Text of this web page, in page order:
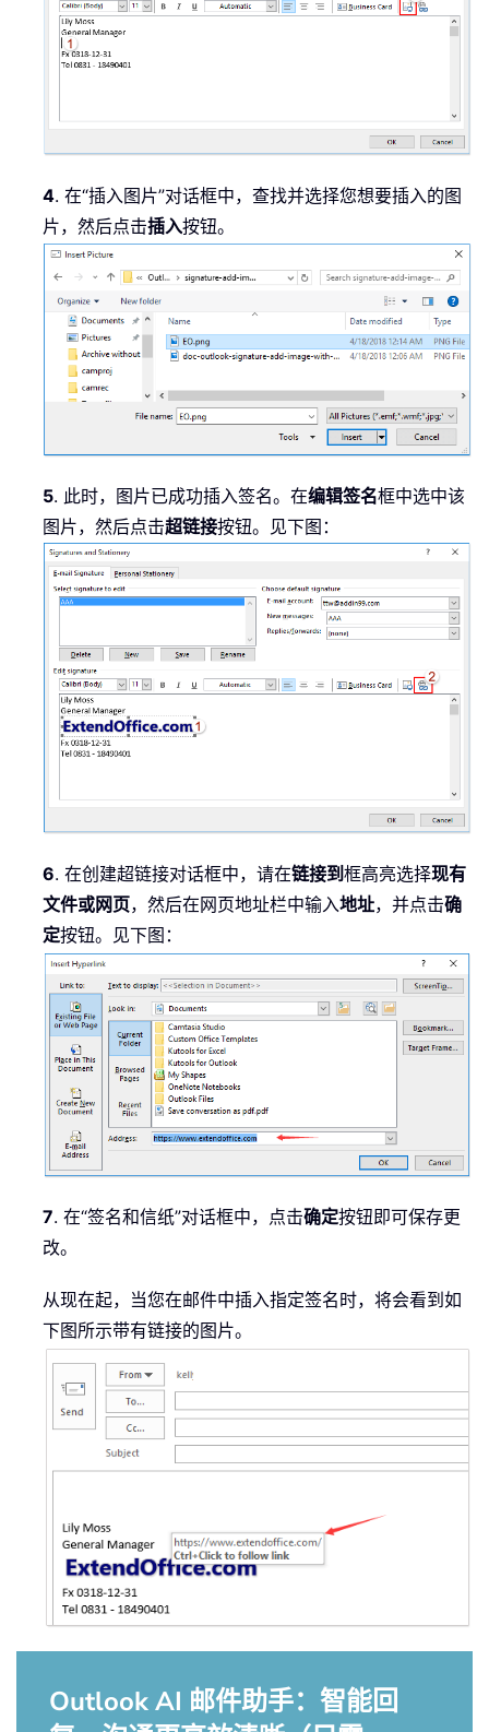
4. 在“插入图片”对话框中，查找并选择您想要插入的图
片，然后点击插入按钮。
5. 此时，图片已成功插入签名。在编辑签名框中选中该
图片，然后点击超链接按钮。见下图：
6. 在创建超链接对话框中，请在链接到框高亮选择现有
文件或网页，然后在网页地址栏中输入地址，并点击确
定按钮。见下图：
7. 在“签名和信纸”对话框中，点击确定按钮即可保存更
改。
从现在起，当您在邮件中插入指定签名时，将会看到如
下图所示带有链接的图片。
Outlook AI 邮件助手：智能回